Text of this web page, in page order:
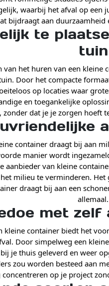
waarbij het afval op een
bijdraagt aan
te
tuin
van het huren van een kleine
Door het compacte
op locaties waar
en toegankelijke
zonder dat je je zorgen hoeft
container draagt bij aan
manier wordt
aanbieder van kleine
milieu te verminderen. Het
draagt bij aan een
allemaal.
met
kleine container biedt het
Door simpelweg een
je thuis geleverd en weer
zou worden besteed aan
op je project